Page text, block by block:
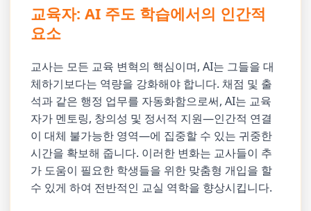
교육자: AI 주도 학습에서의 인간적
요소
교사는 모든 교육 변혁의 핵심이며, AI는 그들을 대
체하기보다는 역량을 강화해야 합니다. 채점 및 출
석과 같은 행정 업무를 자동화함으로써, AI는 교육
자가 멘토링, 창의성 및 정서적 지원—인간적 연결
이 대체 불가능한 영역—에 집중할 수 있는 귀중한
시간을 확보해 줍니다. 이러한 변화는 교사들이 추
가 도움이 필요한 학생들을 위한 맞춤형 개입을 할
수 있게 하여 전반적인 교실 역학을 향상시킵니다.